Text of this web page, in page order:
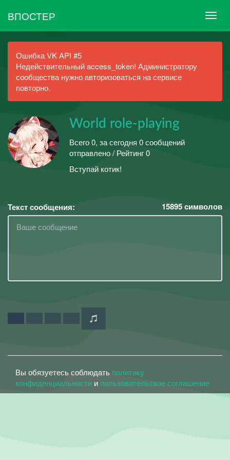
ВПОСТЕР
Ошибка VK API #5
Недействительный access_token! Администратору
сообщества нужно авторизоваться на сервисе
повторно.
World role-playing
Всего 0, за сегодня 0 сообщений
отправлено / Рейтинг 0
Вступай котик!
Текст сообщения: 15895символов
Вы обязуетесь соблюдать политику
конфиденциальности и пользовательское соглашение